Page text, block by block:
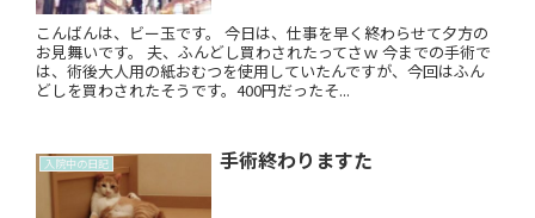
こんばんは、ビー玉です。 今日は、仕事を早く終わらせて夕方の
お見舞いです。 夫、ふんどし買わされたってさｗ 今までの手術で
は、術後大人用の紙おむつを使用していたんですが、今回はふん
どしを買わされたそうです。400円だったそ...
入院中の日記 手術終わりますた